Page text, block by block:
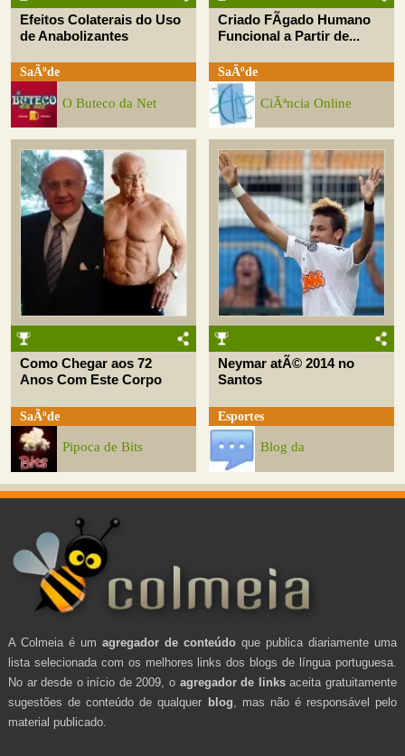
Efeitos Colaterais do Uso
de Anabolizantes
SaÃºde
O Buteco da Net
Criado FÃ­gado Humano
Funcional a Partir de...
SaÃºde
CiÃªncia Online
Como Chegar aos 72
Anos Com Este Corpo
SaÃºde
Pipoca de Bits
Neymar atÃ© 2014 no
Santos
Esportes
Blog da
A Colmeia é um agregador de conteúdo que publica diariamente uma
lista selecionada com os melhores links dos blogs de língua portuguesa.
No ar desde o início de 2009, o agregador de linksaceita gratuitamente
sugestões de conteúdo de qualquer blog , mas não é responsável pelo
material publicado.